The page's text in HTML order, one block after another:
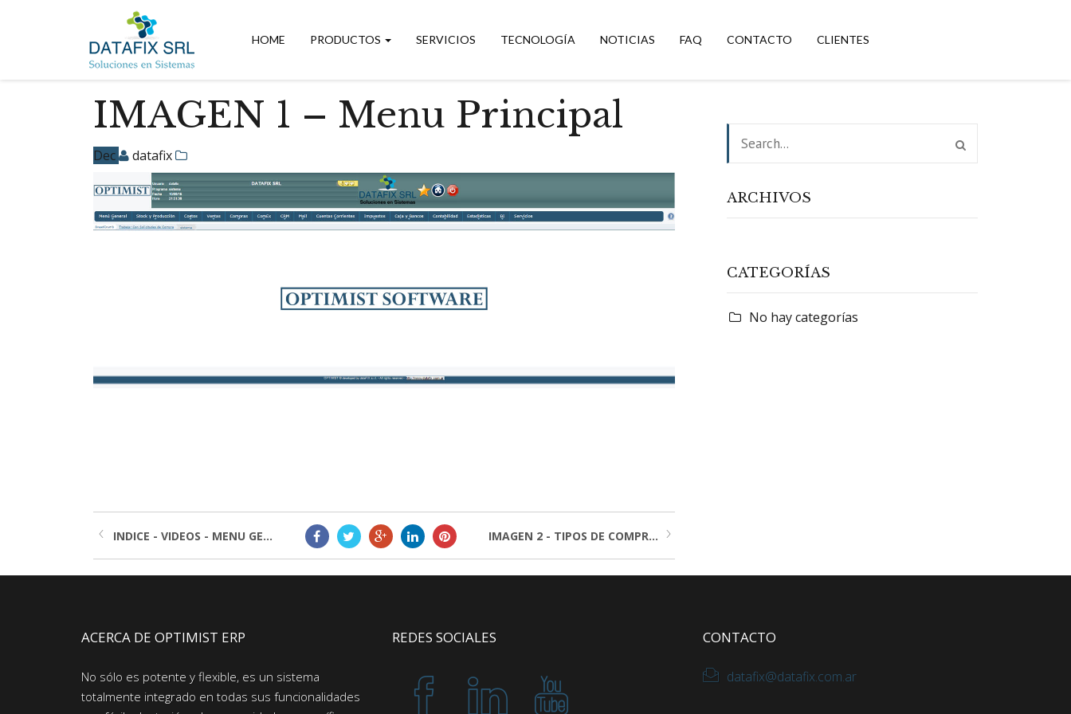
HOME PRODUCTOS SERVICIOS TECNOLOGÍA NOTICIAS FAQ CONTACTO CLIENTES
IMAGEN 1 – Menu Principal
Dec datafix
INDICE - VIDEOS - MENU GE... IMAGEN 2 - TIPOS DE COMPR...
ARCHIVOS
CATEGORÍAS
No hay categorías
ACERCA DE OPTIMIST ERP
No sólo es potente y flexible, es un sistema
totalmente integrado en todas sus funcionalidades
REDES SOCIALES CONTACTO
datafix@datafix.com.ar